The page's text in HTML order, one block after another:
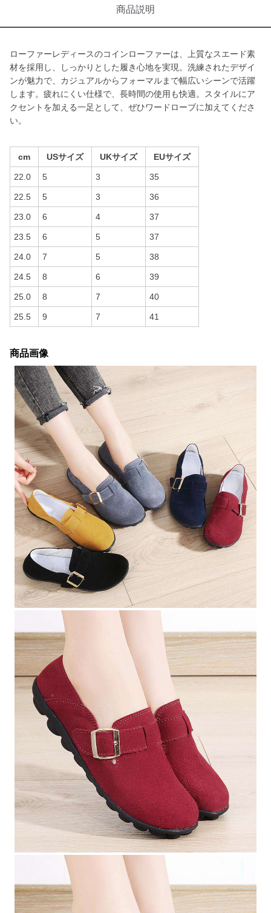
商品説明
ローファーレディースのコインローファーは、上質なスエード素
材を採用し、しっかりとした履き心地を実現。洗練されたデザイ
ンが魅力で、カジュアルからフォーマルまで幅広いシーンで活躍
します。疲れにくい仕様で、長時間の使用も快適。スタイルにア
クセントを加える一足として、ぜひワードローブに加えてくださ
い。
cm USサイズ UKサイズ EUサイズ
22.0 5 3 35
22.5 5 3 36
23.0 6 4 37
23.5 6 5 37
24.0 7 5 38
24.5 8 6 39
25.0 8 7 40
25.5 9 7 41
商品画像